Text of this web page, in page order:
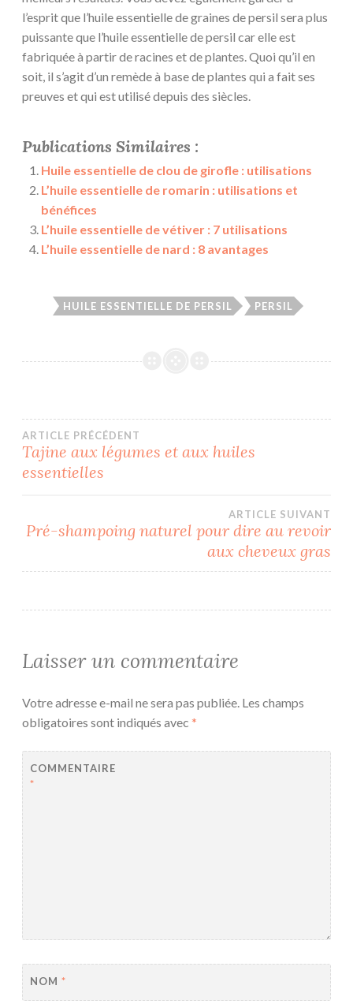
l’esprit que l’huile essentielle de graines de persil sera plus
puissante que l’huile essentielle de persil car elle est
fabriquée à partir de racines et de plantes. Quoi qu’il en
soit, il s’agit d’un remède à base de plantes qui a fait ses
preuves et qui est utilisé depuis des siècles.
Publications Similaires :
Huile essentielle de clou de girofle : utilisations
L’huile essentielle de romarin : utilisations et
bénéfices
L’huile essentielle de vétiver : 7 utilisations
L’huile essentielle de nard : 8 avantages
HUILE ESSENTIELLE DE PERSIL PERSIL
Navigation
de
l’article
ARTICLE PRÉCÉDENT
Tajine aux légumes et aux huiles
essentielles
ARTICLE SUIVANT
Pré-shampoing naturel pour dire au revoir
aux cheveux gras
Laisser un commentaire
Votre adresse e-mail ne sera pas publiée. Les champs
obligatoires sont indiqués avec *
COMMENTAIRE
*
NOM *